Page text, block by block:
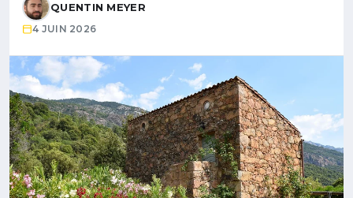
QUENTIN MEYER
4 JUIN 2026